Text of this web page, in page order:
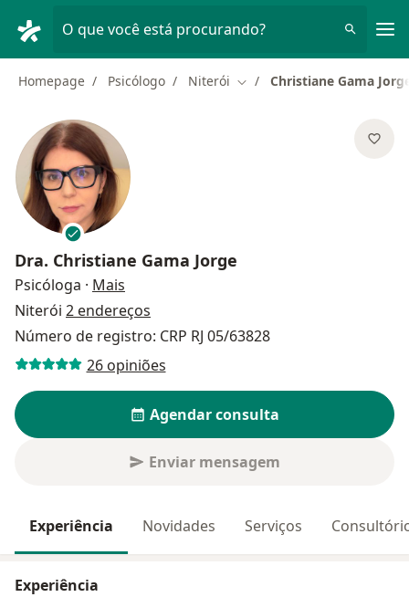
O que você está procurando?
Homepage Psicólogo Niterói Mudar de cidade
Christiane Gama
Dra. Christiane Gama Jorge
Psicóloga · Mais
Niterói 2 endereços
Número de registro: CRP RJ 05/63828
26 opiniões
Agendar consulta
Enviar mensagem
Experiência Novidades Serviços
Experiência